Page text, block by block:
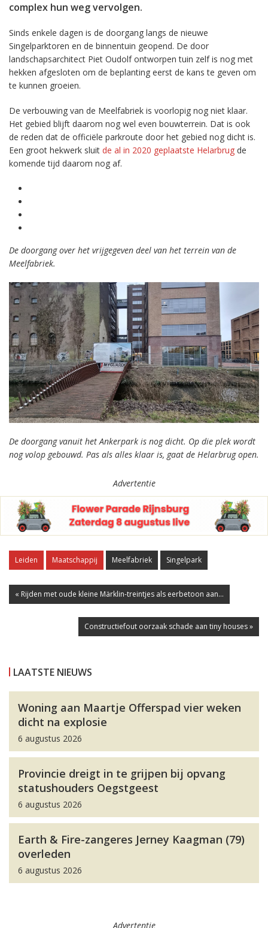
complex hun weg vervolgen.
Sinds enkele dagen is de doorgang langs de nieuwe
Singelparktoren en de binnentuin geopend. De door
landschapsarchitect Piet Oudolf ontworpen tuin zelf is nog met
hekken afgesloten om de beplanting eerst de kans te geven om
te kunnen groeien.
De verbouwing van de Meelfabriek is voorlopig nog niet klaar.
Het gebied blijft daarom nog wel even bouwterrein. Dat is ook
de reden dat de officiële parkroute door het gebied nog dicht is.
Een groot hekwerk sluit de al in 2020 geplaatste Helarbrug de
komende tijd daarom nog af.
De doorgang over het vrijgegeven deel van het terrein van de
Meelfabriek.
De doorgang vanuit het Ankerpark is nog dicht. Op die plek wordt
nog volop gebouwd. Pas als alles klaar is, gaat de Helarbrug open.
Advertentie
Leiden Maatschappij Meelfabriek Singelpark
« Rijden met oude kleine Märklin-treintjes als eerbetoon aan...
Constructiefout oorzaak schade aan tiny houses »
LAATSTE NIEUWS
Woning aan Maartje Offerspad vier weken
dicht na explosie
6 augustus 2026
Provincie dreigt in te grijpen bij opvang
statushouders Oegstgeest
6 augustus 2026
Earth & Fire-zangeres Jerney Kaagman (79)
overleden
6 augustus 2026
Advertentie